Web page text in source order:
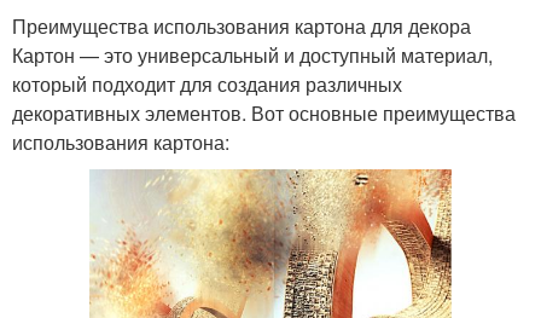
Преимущества использования картона для декора
Картон — это универсальный и доступный материал,
который подходит для создания различных
декоративных элементов. Вот основные преимущества
использования картона: